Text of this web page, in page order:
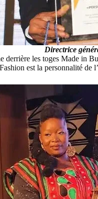
Directrice
derrière les toges Made in
est la personnalité de